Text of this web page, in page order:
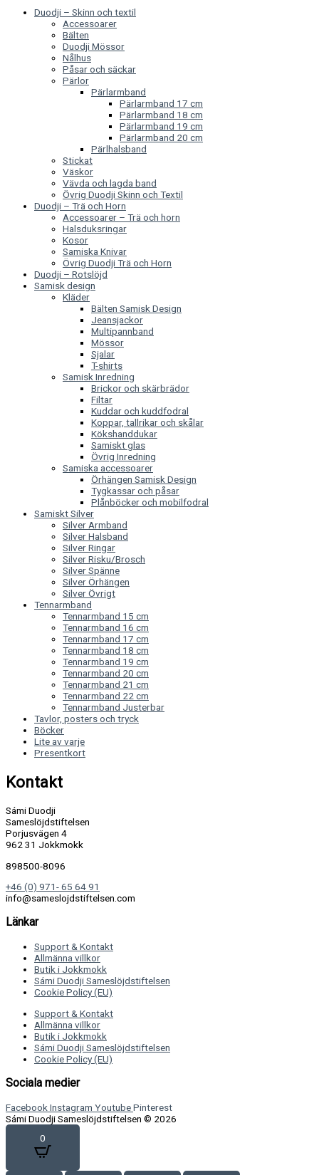
Duodji – Skinn och textil
Accessoarer
Bälten
Duodji Mössor
Nålhus
Påsar och säckar
Pärlor
Pärlarmband
Pärlarmband 17 cm
Pärlarmband 18 cm
Pärlarmband 19 cm
Pärlarmband 20 cm
Pärlhalsband
Stickat
Väskor
Vävda och lagda band
Övrig Duodji Skinn och Textil
Duodji – Trä och Horn
Accessoarer – Trä och horn
Halsduksringar
Kosor
Samiska Knivar
Övrig Duodji Trä och Horn
Duodji – Rotslöjd
Samisk design
Kläder
Bälten Samisk Design
Jeansjackor
Multipannband
Mössor
Sjalar
T-shirts
Samisk Inredning
Brickor och skärbrädor
Filtar
Kuddar och kuddfodral
Koppar, tallrikar och skålar
Kökshanddukar
Samiskt glas
Övrig Inredning
Samiska accessoarer
Örhängen Samisk Design
Tygkassar och påsar
Plånböcker och mobilfodral
Samiskt Silver
Silver Armband
Silver Halsband
Silver Ringar
Silver Risku/Brosch
Silver Spänne
Silver Örhängen
Silver Övrigt
Tennarmband
Tennarmband 15 cm
Tennarmband 16 cm
Tennarmband 17 cm
Tennarmband 18 cm
Tennarmband 19 cm
Tennarmband 20 cm
Tennarmband 21 cm
Tennarmband 22 cm
Tennarmband Justerbar
Tavlor, posters och tryck
Böcker
Lite av varje
Presentkort
Kontakt
Sámi Duodji
Sameslöjdstiftelsen
Porjusvägen 4
962 31 Jokkmokk
898500-8096
+46 (0) 971- 65 64 91
info@sameslojdstiftelsen.com
Länkar
Support & Kontakt
Allmänna villkor
Butik i Jokkmokk
Sámi Duodji Sameslöjdstiftelsen
Cookie Policy (EU)
Support & Kontakt
Allmänna villkor
Butik i Jokkmokk
Sámi Duodji Sameslöjdstiftelsen
Cookie Policy (EU)
Sociala medier
Facebook Instagram YoutubePinterest
Sámi Duodji Sameslöjdstiftelsen © 2026
0